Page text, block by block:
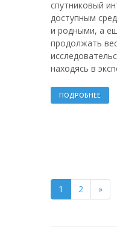
спутниковый
доступным
и родными, а
продолжать
находясь в
ПОДРОБНЕЕ
1 2 »